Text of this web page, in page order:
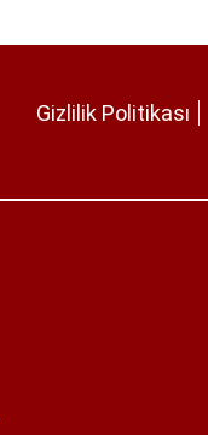
Gizlilik Politikası